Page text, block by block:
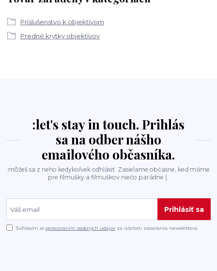
Príslušenstvo k objektívom
Predné krytky objektívov
:let's stay in touch. Prihlás
sa na odber nášho
emailového občasníka.
:môžeš sa z neho kedykoľvek odhlásiť. Zasielame občasne, keď máme
pre filmušky a filmuškov niečo parádne (:
Prihlásiť sa
Súhlasím sospracovaním osobných údajov za účelom zasielania newslettera.